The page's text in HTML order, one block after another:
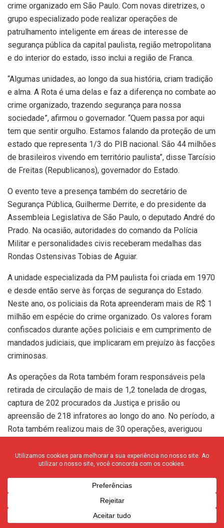
crime organizado em São Paulo. Com novas diretrizes, o
grupo especializado pode realizar operações de
patrulhamento inteligente em áreas de interesse de
segurança pública da capital paulista, região metropolitana
e do interior do estado, isso inclui a região de Franca.
“Algumas unidades, ao longo da sua história, criam tradição
e alma. A Rota é uma delas e faz a diferença no combate ao
crime organizado, trazendo segurança para nossa
sociedade”, afirmou o governador. “Quem passa por aqui
tem que sentir orgulho. Estamos falando da proteção de um
estado que representa 1/3 do PIB nacional. São 44 milhões
de brasileiros vivendo em território paulista”, disse Tarcísio
de Freitas (Republicanos), governador do Estado.
O evento teve a presença também do secretário de
Segurança Pública, Guilherme Derrite, e do presidente da
Assembleia Legislativa de São Paulo, o deputado André do
Prado. Na ocasião, autoridades do comando da Polícia
Militar e personalidades civis receberam medalhas das
Rondas Ostensivas Tobias de Aguiar.
A unidade especializada da PM paulista foi criada em 1970
e desde então serve às forças de segurança do Estado.
Neste ano, os policiais da Rota apreenderam mais de R$ 1
milhão em espécie do crime organizado. Os valores foram
confiscados durante ações policiais e em cumprimento de
mandados judiciais, que implicaram em prejuízo às facções
criminosas.
As operações da Rota também foram responsáveis pela
retirada de circulação de mais de 1,2 tonelada de drogas,
captura de 202 procurados da Justiça e prisão ou
apreensão de 218 infratores ao longo do ano. No período, a
Rota também realizou mais de 30 operações, averiguou
880 apoios às viaturas de área.
Nova diretriz
Com o aumento da violência promovida por grupos
criminosos organizados, que fazem uso de armamentos
pesados e técnicas agressivas, era necessária a adoção